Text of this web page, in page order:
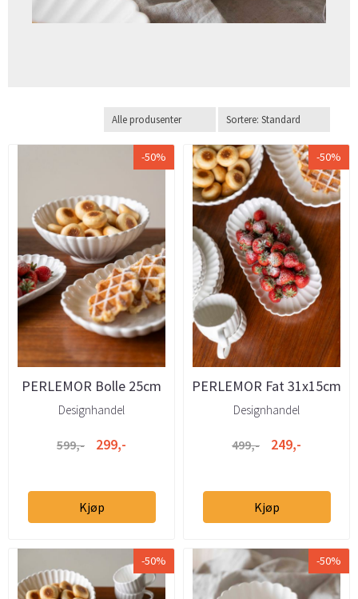
-50%
PERLEMOR Bolle 25cm
Designhandel
599,- 299,-
Kjøp
-50%
PERLEMOR Fat 31x15cm
Designhandel
499,- 249,-
Kjøp
-50% -50%